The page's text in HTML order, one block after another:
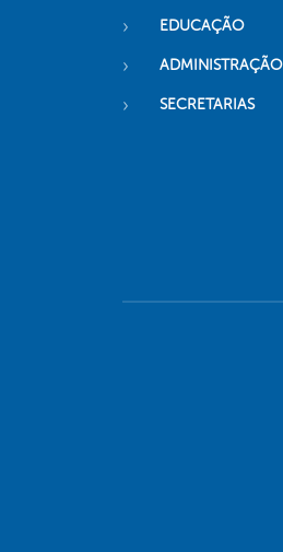
EDUCAÇÃO
ADMINISTRAÇÃO
SECRETARIAS